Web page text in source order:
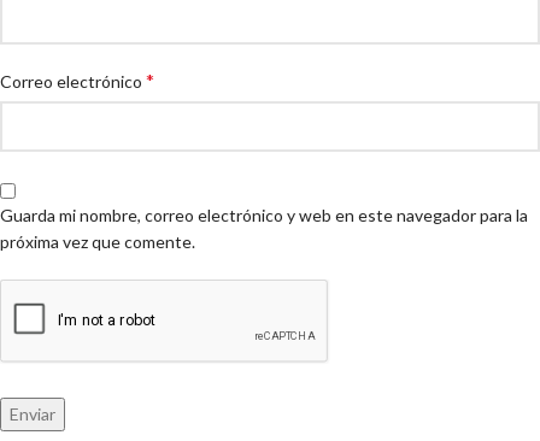
Correo electrónico *
Guarda mi nombre, correo electrónico y web en este navegador para la
próxima vez que comente.